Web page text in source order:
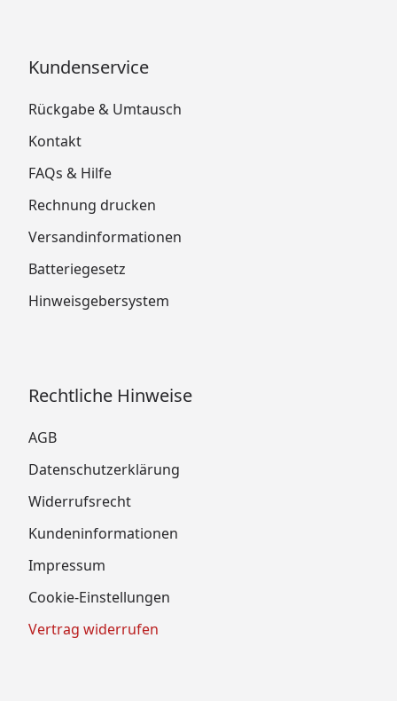
Kundenservice
Rückgabe & Umtausch
Kontakt
FAQs & Hilfe
Rechnung drucken
Versandinformationen
Batteriegesetz
Hinweisgebersystem
Rechtliche Hinweise
AGB
Datenschutzerklärung
Widerrufsrecht
Kundeninformationen
Impressum
Cookie-Einstellungen
Vertrag widerrufen